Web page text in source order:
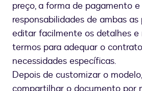
preço, a forma de pagamento e
responsabilidades de ambas
editar facilmente os detalhes e
termos para adequar o
necessidades específicas.
Depois de customizar o